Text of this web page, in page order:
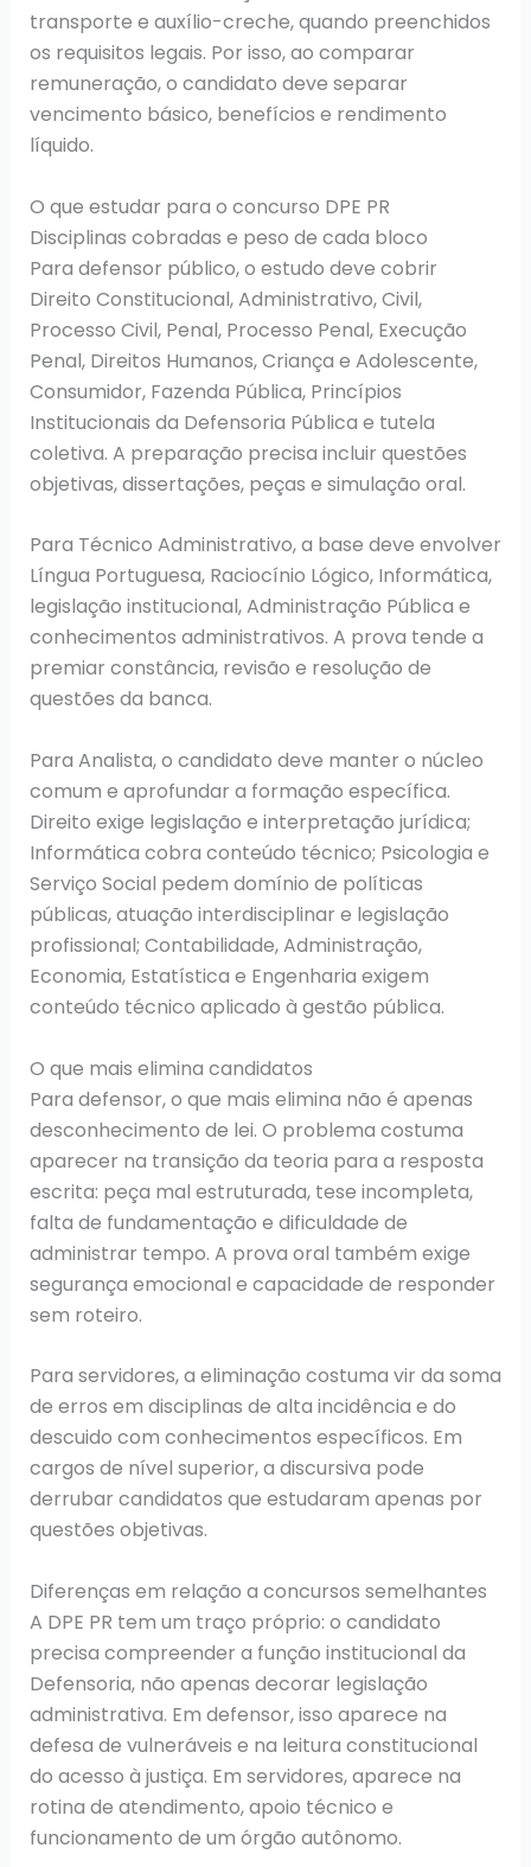
transporte e auxílio-creche, quando preenchidos
os requisitos legais. Por isso, ao comparar
remuneração, o candidato deve separar
vencimento básico, benefícios e rendimento
líquido.
O que estudar para o concurso DPE PR
Disciplinas cobradas e peso de cada bloco
Para defensor público, o estudo deve cobrir
Direito Constitucional, Administrativo, Civil,
Processo Civil, Penal, Processo Penal, Execução
Penal, Direitos Humanos, Criança e Adolescente,
Consumidor, Fazenda Pública, Princípios
Institucionais da Defensoria Pública e tutela
coletiva. A preparação precisa incluir questões
objetivas, dissertações, peças e simulação oral.
Para Técnico Administrativo, a base deve envolver
Língua Portuguesa, Raciocínio Lógico, Informática,
legislação institucional, Administração Pública e
conhecimentos administrativos. A prova tende a
premiar constância, revisão e resolução de
questões da banca.
Para Analista, o candidato deve manter o núcleo
comum e aprofundar a formação específica.
Direito exige legislação e interpretação jurídica;
Informática cobra conteúdo técnico; Psicologia e
Serviço Social pedem domínio de políticas
públicas, atuação interdisciplinar e legislação
profissional; Contabilidade, Administração,
Economia, Estatística e Engenharia exigem
conteúdo técnico aplicado à gestão pública.
O que mais elimina candidatos
Para defensor, o que mais elimina não é apenas
desconhecimento de lei. O problema costuma
aparecer na transição da teoria para a resposta
escrita: peça mal estruturada, tese incompleta,
falta de fundamentação e dificuldade de
administrar tempo. A prova oral também exige
segurança emocional e capacidade de responder
sem roteiro.
Para servidores, a eliminação costuma vir da soma
de erros em disciplinas de alta incidência e do
descuido com conhecimentos específicos. Em
cargos de nível superior, a discursiva pode
derrubar candidatos que estudaram apenas por
questões objetivas.
Diferenças em relação a concursos semelhantes
A DPE PR tem um traço próprio: o candidato
precisa compreender a função institucional da
Defensoria, não apenas decorar legislação
administrativa. Em defensor, isso aparece na
defesa de vulneráveis e na leitura constitucional
do acesso à justiça. Em servidores, aparece na
rotina de atendimento, apoio técnico e
funcionamento de um órgão autônomo.